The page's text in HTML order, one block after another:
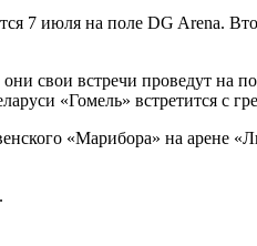
7 июля на поле DG Arena.
свои встречи проведут на
«Гомель» встретится с
«Марибора» на арене